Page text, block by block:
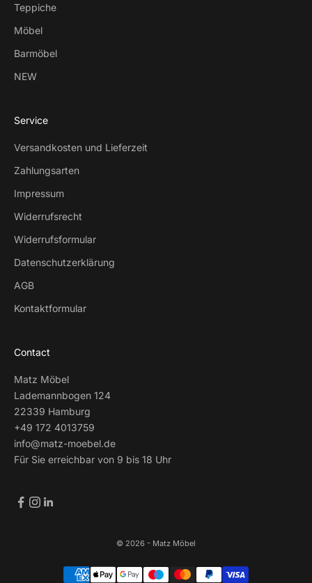
Teppiche
Möbel
Barmöbel
NEW
Service
Versandkosten und Lieferzeit
Zahlungsarten
Impressum
Widerrufsrecht
Widerrufsformular
Datenschutzerklärung
AGB
Kontaktformular
Contact
Matz Möbel
Lademannbogen 124
22339 Hamburg
+49 172 4013759
info@matz-moebel.de
Für Sie erreichbar von 9 bis 18 Uhr
© 2026 - Matz Möbel